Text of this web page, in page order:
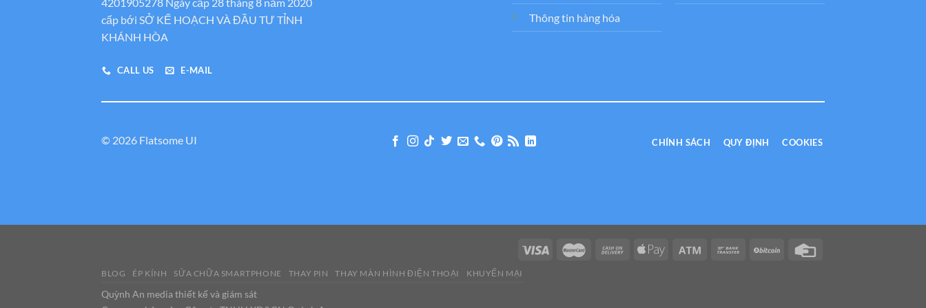
cấp bới SỞ KẾ HOẠCH VÀ ĐẦU TƯ TỈNH
KHÁNH HÒA
CALL US E-MAIL
Thông tin hàng hóa
© 2026 Flatsome UI CHÍNH SÁCH QUY ĐỊNH COOKIES
BLOG ÉP KÍNH SỬA CHỮA SMARTPHONE THAY PIN THAY MÀN HÌNH ĐIỆN THOẠI KHUYẾN MẠI
Quỳnh An media thiết kế và giám sát